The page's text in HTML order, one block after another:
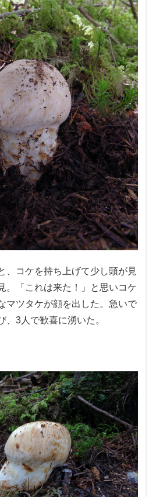
コケを持ち上げて少し頭が見
。「これは来た！」と思いコケ
マツタケが顔を出した。急いで
、3人で歓喜に湧いた。